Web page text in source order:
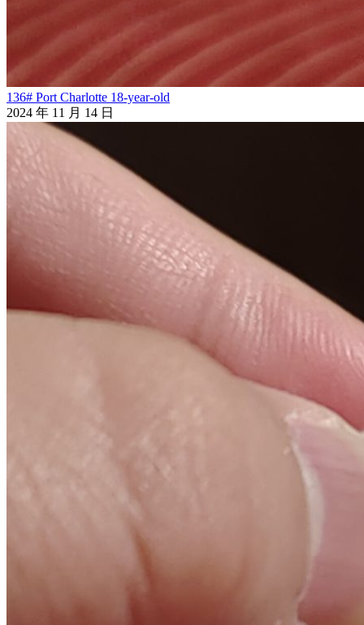
136# Port Charlotte 18-year-old
2024 年 11 月 14 日